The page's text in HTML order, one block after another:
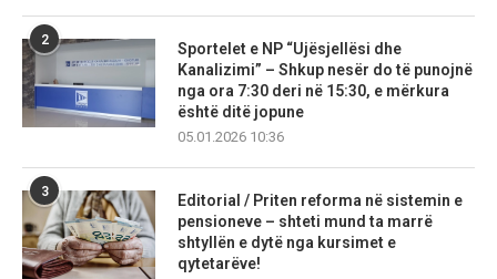
2
Sportelet e NP “Ujësjellësi dhe
Kanalizimi” – Shkup nesër do të punojnë
nga ora 7:30 deri në 15:30, e mërkura
është ditë jopune
05.01.2026 10:36
3
Editorial / Priten reforma në sistemin e
pensioneve – shteti mund ta marrë
shtyllën e dytë nga kursimet e
qytetarëve!